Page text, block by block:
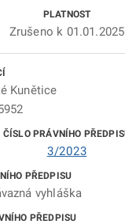
Zrušeno k 01.01.2025
Kunětice
3/2023
vyhláška